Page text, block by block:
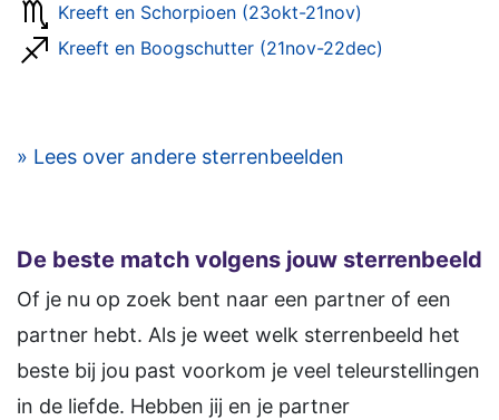
Kreeft en Schorpioen (23okt-21nov)
Kreeft en Boogschutter (21nov-22dec)
» Lees over andere sterrenbeelden
De beste match volgens jouw sterrenbeeld
Of je nu op zoek bent naar een partner of een
partner hebt. Als je weet welk sterrenbeeld het
beste bij jou past voorkom je veel teleurstellingen
in de liefde. Hebben jij en je partner